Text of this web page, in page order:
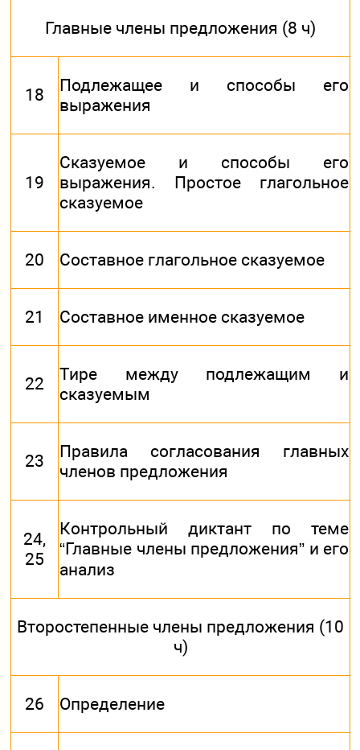
Главные члены предложения (8 ч)
18
Подлежащее и способы его
выражения
19
Сказуемое и способы его
выражения. Простое глагольное
сказуемое
20 Составное глагольное сказуемое
21 Составное именное сказуемое
22
Тире между подлежащим и
сказуемым
23
Правила согласования главных
членов предложения
24,
25
Контрольный диктант по теме
“Главные члены предложения” и его
анализ
Второстепенные члены предложения (10
ч)
26 Определение